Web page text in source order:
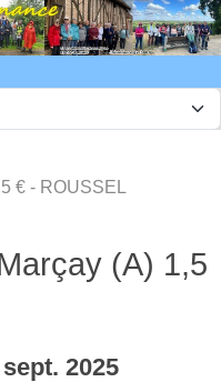
€ - ROUSSEL
(A) 1,5
sept. 2025